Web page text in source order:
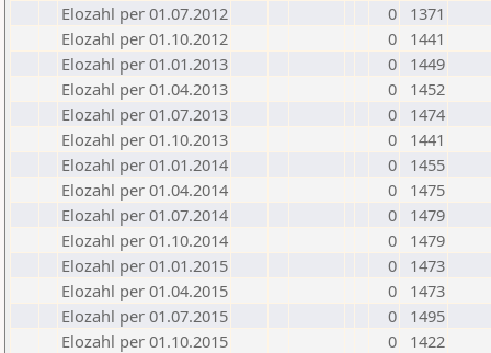
Elozahl per 01.07.2012
0
1371
Elozahl per 01.10.2012
0
1441
Elozahl per 01.01.2013
0
1449
Elozahl per 01.04.2013
0
1452
Elozahl per 01.07.2013
0
1474
Elozahl per 01.10.2013
0
1441
Elozahl per 01.01.2014
0
1455
Elozahl per 01.04.2014
0
1475
Elozahl per 01.07.2014
0
1479
Elozahl per 01.10.2014
0
1479
Elozahl per 01.01.2015
0
1473
Elozahl per 01.04.2015
0
1473
Elozahl per 01.07.2015
0
1495
Elozahl per 01.10.2015
0
1422